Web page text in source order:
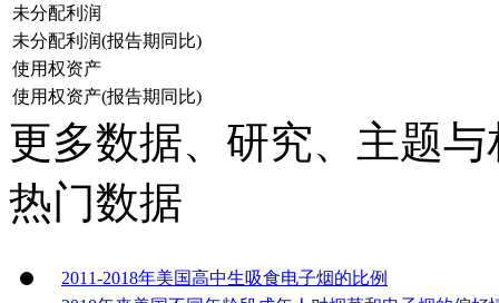
未分配利润
未分配利润(报告期同比)
使用权资产
使用权资产(报告期同比)
更多数据、研究、主题
热门数据
2011-2018年美国高中生吸食电子烟的比例